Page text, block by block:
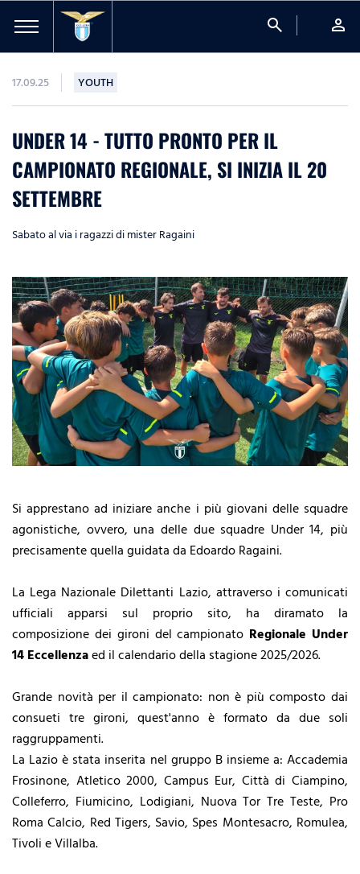
search person
17.09.25 YOUTH
UNDER 14 - TUTTO PRONTO PER IL
CAMPIONATO REGIONALE, SI INIZIA IL 20
SETTEMBRE
Sabato al via i ragazzi di mister Ragaini
Si apprestano ad iniziare anche i più giovani delle squadre
agonistiche, ovvero, una delle due squadre Under 14, più
precisamente quella guidata da Edoardo Ragaini.
La Lega Nazionale Dilettanti Lazio, attraverso i comunicati
ufficiali apparsi sul proprio sito, ha diramato la
composizione dei gironi del campionato Regionale Under
14 Eccellenzaed il calendario della stagione 2025/2026.
Grande novità per il campionato: non è più composto dai
consueti tre gironi, quest'anno è formato da due soli
raggruppamenti.
La Lazio è stata inserita nel gruppo B insieme a: Accademia
Frosinone, Atletico 2000, Campus Eur, Città di Ciampino,
Colleferro, Fiumicino, Lodigiani, Nuova Tor Tre Teste, Pro
Roma Calcio, Red Tigers, Savio, Spes Montesacro, Romulea,
Tivoli e Villalba.